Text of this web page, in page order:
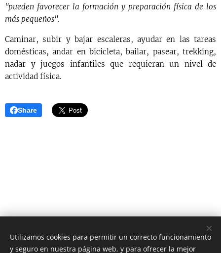
"pueden favorecer la formación y preparación física de los
más pequeños".
Caminar, subir y bajar escaleras, ayudar en las tareas
domésticas, andar en bicicleta, bailar, pasear, trekking,
nadar y juegos infantiles que requieran un nivel de
actividad física.
Share
Utilizamos cookies para permitir un correcto funcionamiento
y seguro en nuestra página web, y para ofrecer la mejor